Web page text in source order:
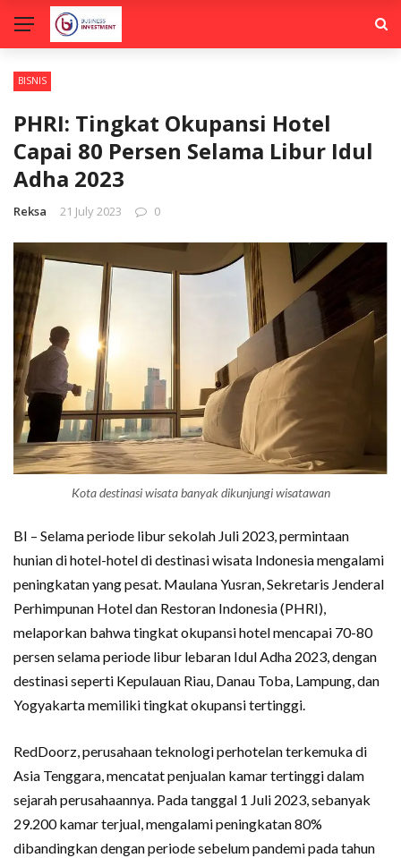
BISNIS
PHRI: Tingkat Okupansi Hotel
Capai 80 Persen Selama Libur Idul
Adha 2023
Reksa 21 July 2023 0
Kota destinasi wisata banyak dikunjungi wisatawan
BI – Selama periode libur sekolah Juli 2023, permintaan
hunian di hotel-hotel di destinasi wisata Indonesia mengalami
peningkatan yang pesat. Maulana Yusran, Sekretaris Jenderal
Perhimpunan Hotel dan Restoran Indonesia (PHRI),
melaporkan bahwa tingkat okupansi hotel mencapai 70-80
persen selama periode libur lebaran Idul Adha 2023, dengan
destinasi seperti Kepulauan Riau, Danau Toba, Lampung, dan
Yogyakarta memiliki tingkat okupansi tertinggi.
RedDoorz, perusahaan teknologi perhotelan terkemuka di
Asia Tenggara, mencatat penjualan kamar tertinggi dalam
sejarah perusahaannya. Pada tanggal 1 Juli 2023, sebanyak
29.200 kamar terjual, mengalami peningkatan 80%
dibandingkan dengan periode sebelum pandemi pada tahun